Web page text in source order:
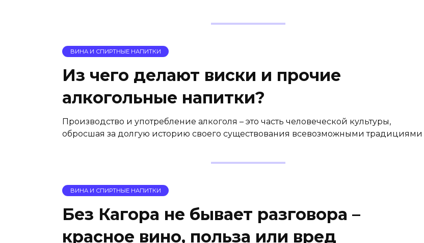
ВИНА И СПИРТНЫЕ НАПИТКИ
Из чего делают виски и прочие
алкогольные напитки?
Производство и употребление алкоголя – это часть человеческой культуры,
обросшая за долгую историю своего существования всевозможными традициями
ВИНА И СПИРТНЫЕ НАПИТКИ
Без Кагора не бывает разговора –
красное вино, польза или вред